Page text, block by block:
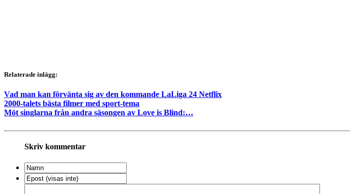
Relaterade inlägg:
Vad man kan förvänta sig av den kommande LaLiga 24 Netflix
2000-talets bästa filmer med sport-tema
Möt singlarna från andra säsongen av Love is Blind:…
Skriv kommentar